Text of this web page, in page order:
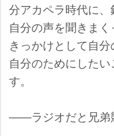
分アカペラ時代に
自分の声を聞きま
きっかけとして自分
自分のためにした
す。
――ラジオだと兄弟